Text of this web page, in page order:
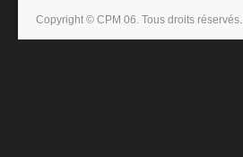
Copyright © CPM 06. Tous droits réservés.